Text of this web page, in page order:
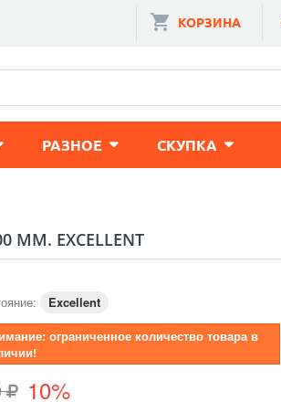
КОРЗИНА
РАЗНОЕ CКУПКА
EXCELLENT
Excellent
ограниченное количество товара в
10%